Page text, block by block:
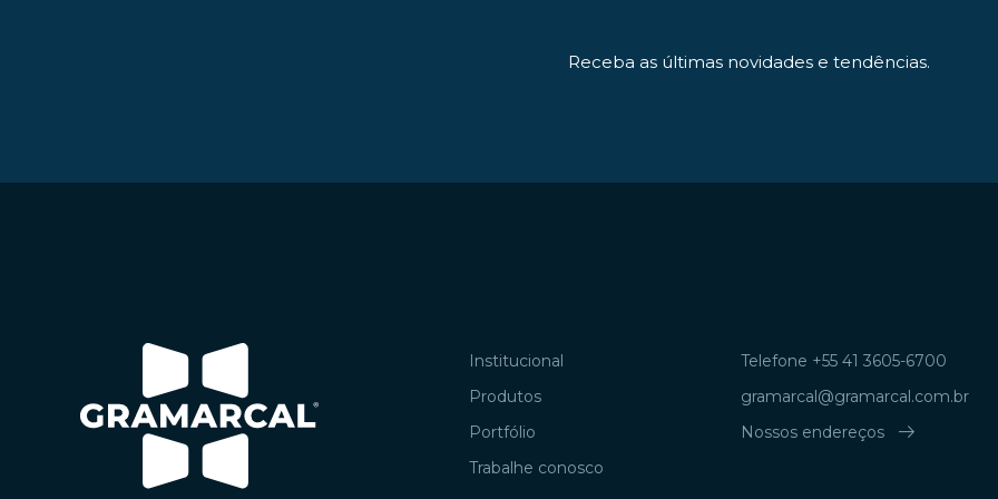
Receba as últimas novidades e tendências.
Institucional
Produtos
Portfólio
Trabalhe conosco
Telefone +55 41 3605-6700
gramarcal@gramarcal.com.br
Nossos endereços
arrow_right_alt